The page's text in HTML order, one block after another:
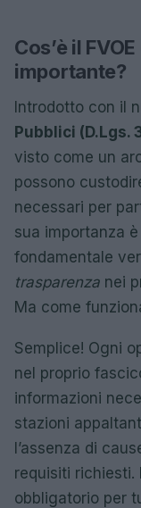
Cos’è il
importante?
Introdotto con il
Pubblici (D.Lgs.
visto come un
possono
necessari per
sua importanza
fondamentale
trasparenza nei
Ma come
Semplice! Ogni
nel proprio
informazioni
stazioni
l’assenza di
requisiti richiesti.
obbligatorio per